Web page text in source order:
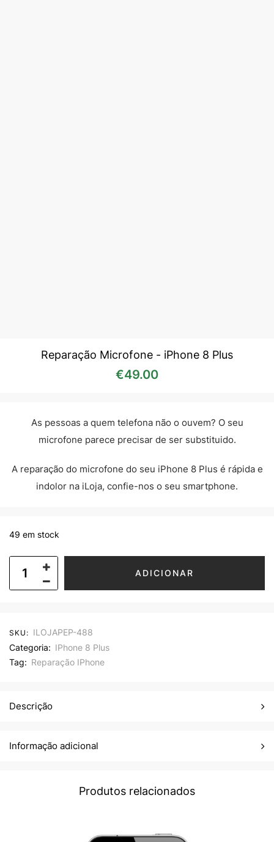
Reparação Microfone - iPhone 8 Plus
€49.00
As pessoas a quem telefona não o ouvem? O seu
microfone parece precisar de ser substituido.
A reparação do microfone do seu iPhone 8 Plus é rápida e
indolor na iLoja, confie-nos o seu smartphone.
49 em stock
ADICIONAR
SKU: ILOJAPEP-488
Categoria: IPhone 8 Plus
Tag: Reparação IPhone
Descrição
Informação adicional
Produtos relacionados